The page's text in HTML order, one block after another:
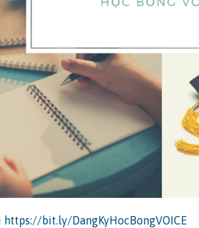
https://bit.ly/DangKyHocBongVOICE